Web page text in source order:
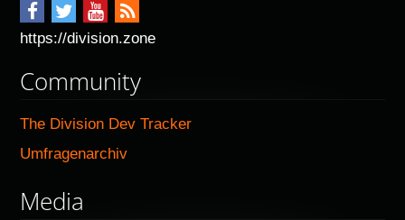
https://division.zone
Community
The Division Dev Tracker
Umfragenarchiv
Media